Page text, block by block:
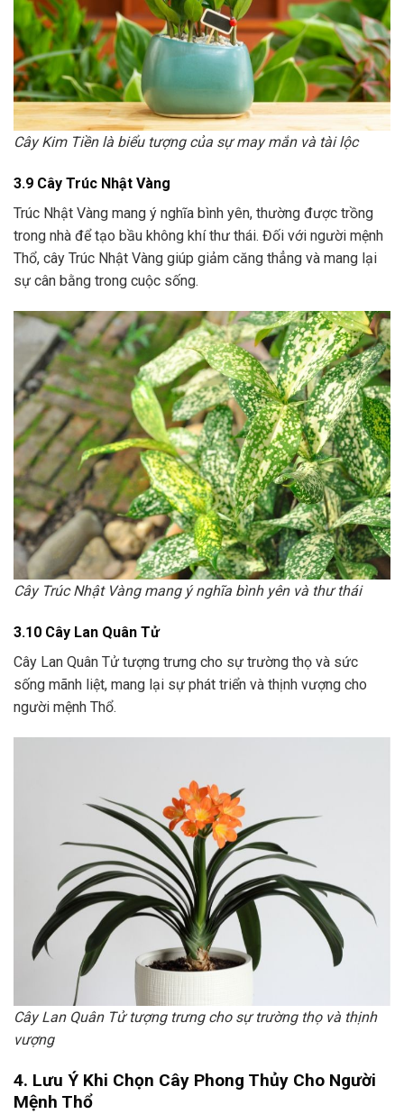
Cây Kim Tiền là biểu tượng của sự may mắn và tài lộc
3.9 Cây Trúc Nhật Vàng
Trúc Nhật Vàng mang ý nghĩa bình yên, thường được trồng
trong nhà để tạo bầu không khí thư thái. Đối với người mệnh
Thổ, cây Trúc Nhật Vàng giúp giảm căng thẳng và mang lại
sự cân bằng trong cuộc sống.
Cây Trúc Nhật Vàng mang ý nghĩa bình yên và thư thái
3.10 Cây Lan Quân Tử
Cây Lan Quân Tử tượng trưng cho sự trường thọ và sức
sống mãnh liệt, mang lại sự phát triển và thịnh vượng cho
người mệnh Thổ.
Cây Lan Quân Tử tượng trưng cho sự trường thọ và thịnh
vượng
4. Lưu Ý Khi Chọn Cây Phong Thủy Cho Người
Mệnh Thổ